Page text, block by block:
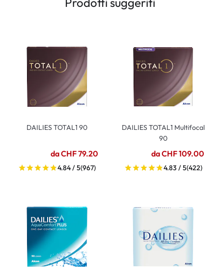
DAILIES TOTAL1 90
da CHF 79.20
4.84 / 5(967)
DAILIES TOTAL1 Multifocal
90
da CHF 109.00
4.83 / 5(422)